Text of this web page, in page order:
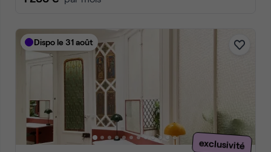
Dispo le 31 août
exclusivité